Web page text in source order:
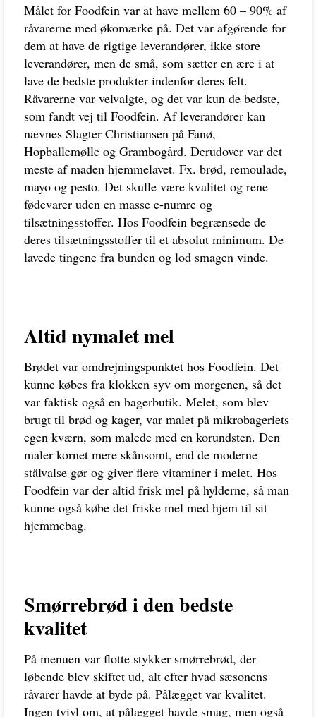
Målet for Foodfein var at have mellem 60 – 90% af
råvarerne med økomærke på. Det var afgørende for
dem at have de rigtige leverandører, ikke store
leverandører, men de små, som sætter en ære i at
lave de bedste produkter indenfor deres felt.
Råvarerne var velvalgte, og det var kun de bedste,
som fandt vej til Foodfein. Af leverandører kan
nævnes Slagter Christiansen på Fanø,
Hopballemølle og Grambogård. Derudover var det
meste af maden hjemmelavet. Fx. brød, remoulade,
mayo og pesto. Det skulle være kvalitet og rene
fødevarer uden en masse e-numre og
tilsætningsstoffer. Hos Foodfein begrænsede de
deres tilsætningsstoffer til et absolut minimum. De
lavede tingene fra bunden og lod smagen vinde.
Altid nymalet mel
Brødet var omdrejningspunktet hos Foodfein. Det
kunne købes fra klokken syv om morgenen, så det
var faktisk også en bagerbutik. Melet, som blev
brugt til brød og kager, var malet på mikrobageriets
egen kværn, som malede med en korundsten. Den
maler kornet mere skånsomt, end de moderne
stålvalse gør og giver flere vitaminer i melet. Hos
Foodfein var der altid frisk mel på hylderne, så man
kunne også købe det friske mel med hjem til sit
hjemmebag.
Smørrebrød i den bedste
kvalitet
På menuen var flotte stykker smørrebrød, der
løbende blev skiftet ud, alt efter hvad sæsonens
råvarer havde at byde på. Pålægget var kvalitet.
Ingen tvivl om, at pålægget havde smag, men også